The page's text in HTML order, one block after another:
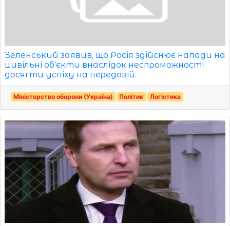
Зеленський заявив, що Росія здійснює напади на
цивільні об'єкти внаслідок неспроможності
досягти успіху на передовій.
Міністерство оборони (Україна) Політик Логістика